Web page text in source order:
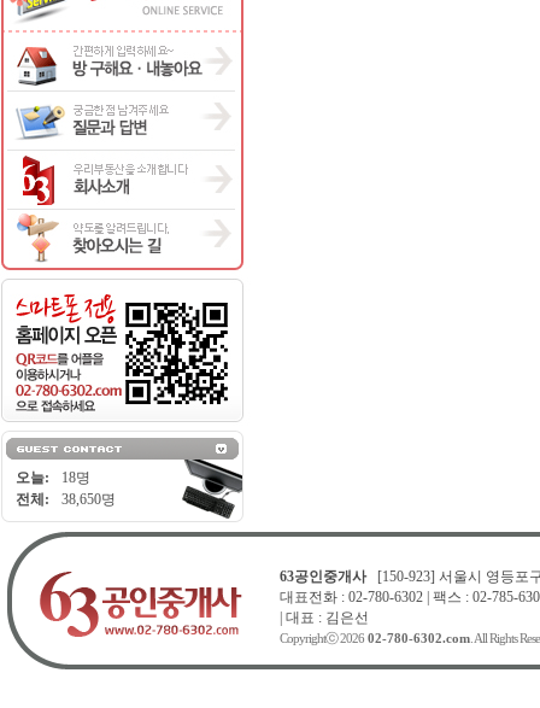
오늘:
18명
전체:
38,650명
63공인중개사[150-923] 서울시 영등포
대표전화 : 02-780-6302 | 팩스 : 02-785-
| 대표 : 김은선
Copyrightⓒ 2026 02-780-6302.com. All Rights